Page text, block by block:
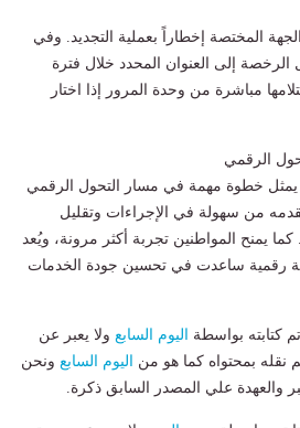
المختصة إخطاراً بعملية التجديد. وفي
الرخصة إلى العنوان المحدد خلال فترة
مباشرة من وحدة المرور إذا اختار
الرقمي
يمثل خطوة مهمة في مسار التحول الرقمي
يقدمه من سهولة في الإجراءات وتقليل
يمنح المواطنين تجربة أكثر مرونة، ويُعد
رقمية ساعدت في تحسين جودة الخدمات
كتابته بواسطة اليوم السابع ولا يعبر عن
نقله بمحتواه كما هو من اليوم السابع ونحن
والعهدة علي المصدر السابق ذكرة.